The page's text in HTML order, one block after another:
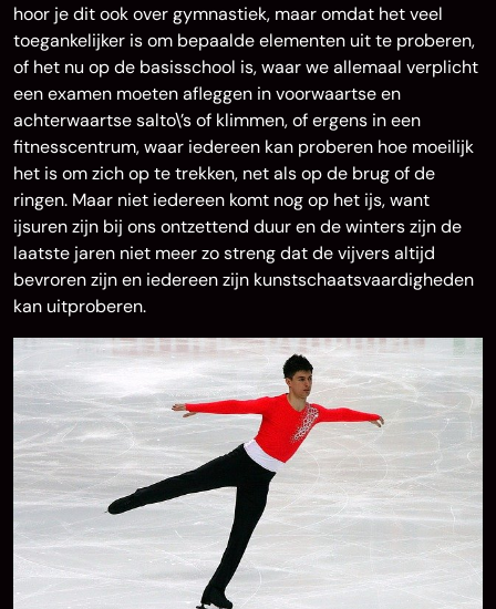
hoor je dit ook over gymnastiek, maar omdat het veel
toegankelijker is om bepaalde elementen uit te proberen,
of het nu op de basisschool is, waar we allemaal verplicht
een examen moeten afleggen in voorwaartse en
achterwaartse salto\’s of klimmen, of ergens in een
fitnesscentrum, waar iedereen kan proberen hoe moeilijk
het is om zich op te trekken, net als op de brug of de
ringen. Maar niet iedereen komt nog op het ijs, want
ijsuren zijn bij ons ontzettend duur en de winters zijn de
laatste jaren niet meer zo streng dat de vijvers altijd
bevroren zijn en iedereen zijn kunstschaatsvaardigheden
kan uitproberen.